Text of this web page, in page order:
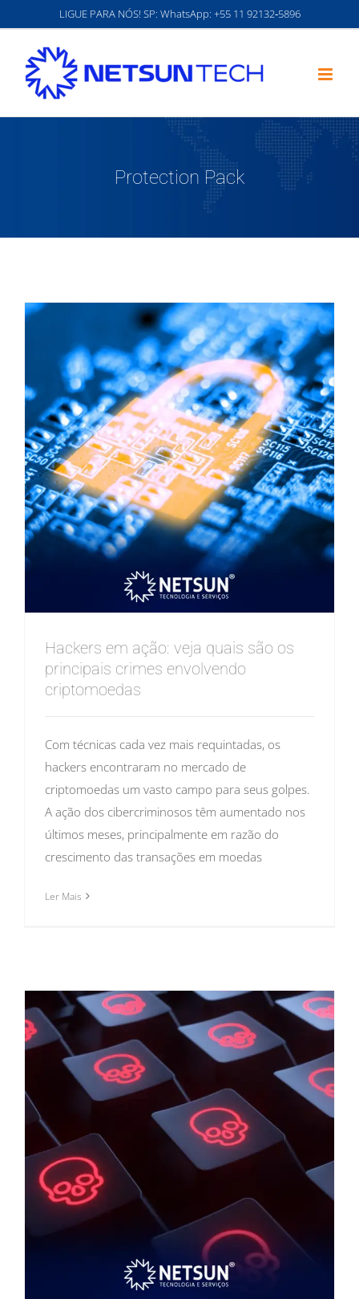
para
conteúdo
LIGUE PARA NÓS! SP: WhatsApp: ‪+55 11 92132‑5896‬
Protection Pack
Hackers em ação: veja quais são os
principais crimes envolvendo
criptomoedas
Com técnicas cada vez mais requintadas, os
hackers encontraram no mercado de
criptomoedas um vasto campo para seus golpes.
A ação dos cibercriminosos têm aumentado nos
últimos meses, principalmente em razão do
crescimento das transações em moedas
Ler Mais